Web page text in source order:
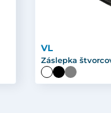
VL
Záslepka